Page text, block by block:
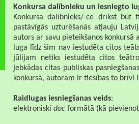
Konkursa dalībnieku un iesniegto
Konkursa dalībnieks/-ce drīkst būt
pastāvīgās uzturēšanās atļauju
autors ar savu pieteikšanos
luga līdz šim nav iestudēta citos
jūlijam netiks iestudēta citos
jebkādas citas publiskas
konkursā, autoram ir tiesības to brīvi
Raidlugas iesniegšanas veids:
elektroniski doc formātā (kā